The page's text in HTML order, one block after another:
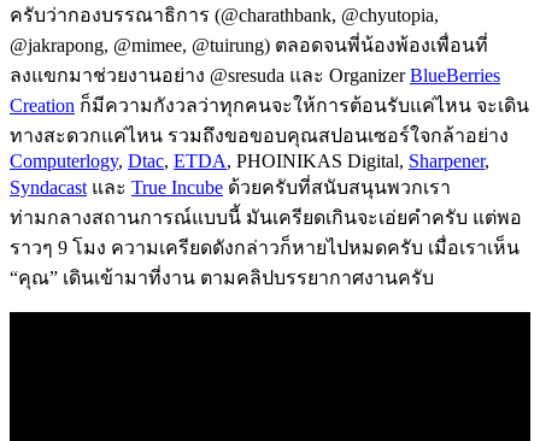
ครับว่ากองบรรณาธิการ (@charathbank, @chyutopia,
@jakrapong, @mimee, @tuirung) ตลอดจนพี่น้องพ้องเพื่อนที่
ลงแขกมาช่วยงานอย่าง @sresuda และ OrganizerBlueBerries
Creation ก็มีความกังวลว่าทุกคนจะให้การต้อนรับแค่ไหน จะเดิน
ทางสะดวกแค่ไหน รวมถึงขอขอบคุณสปอนเซอร์ใจกล้าอย่าง
Computerlogy, Dtac, ETDA, PHOINIKAS Digital, Sharpener,
Syndacast และ True Incube ด้วยครับที่สนับสนุนพวกเรา
ท่ามกลางสถานการณ์แบบนี้ มันเครียดเกินจะเอ่ยคำครับ แต่พอ
ราวๆ 9 โมง ความเครียดดังกล่าวก็หายไปหมดครับ เมื่อเราเห็น
“คุณ” เดินเข้ามาที่งาน ตามคลิปบรรยากาศงานครับ